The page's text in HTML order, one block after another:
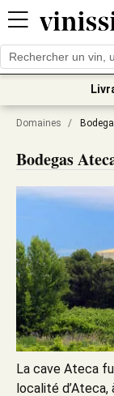
Domaines /
Bodegas
La cave Ateca
localité